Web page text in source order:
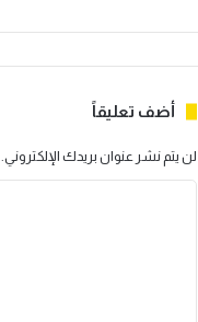
ل
ت
ن
أضف تعليقاً
لن يتم نشر عنوان بريدك الإلكتروني.